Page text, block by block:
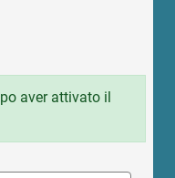
aver attivato il